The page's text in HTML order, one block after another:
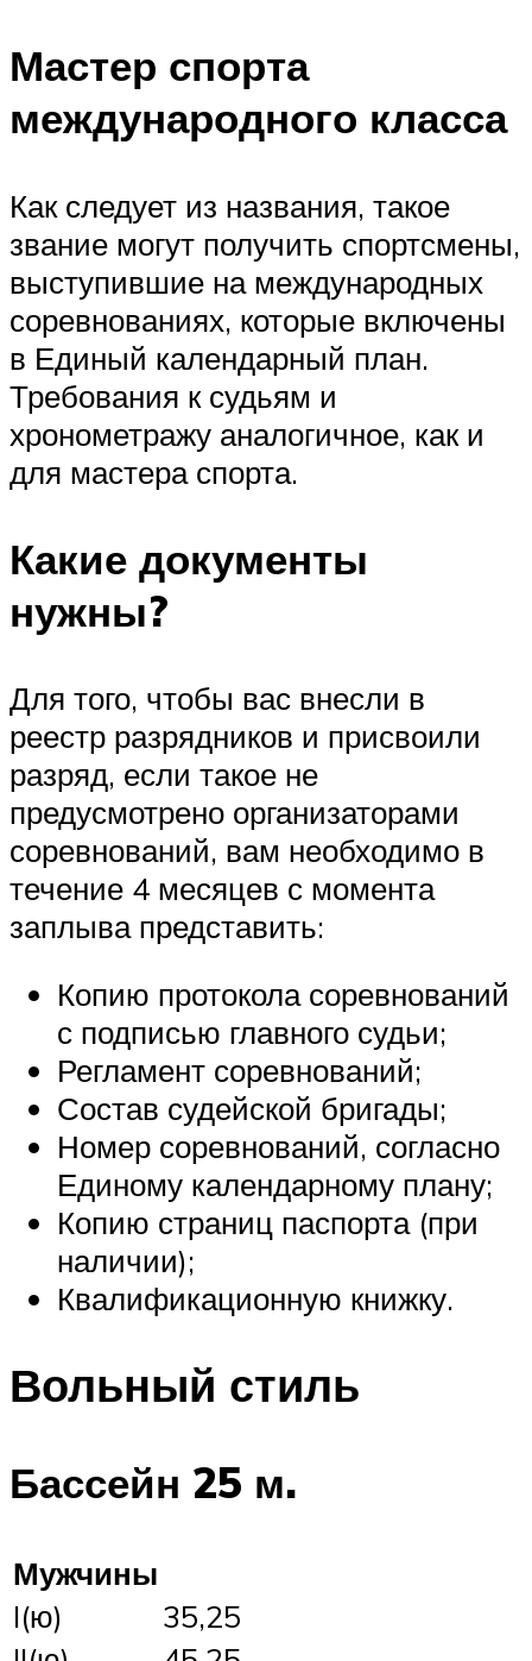
Мастер спорта
международного класса
Как следует из названия, такое
звание могут получить спортсмены,
выступившие на международных
соревнованиях, которые включены
в Единый календарный план.
Требования к судьям и
хронометражу аналогичное, как и
для мастера спорта.
Какие документы
нужны?
Для того, чтобы вас внесли в
реестр разрядников и присвоили
разряд, если такое не
предусмотрено организаторами
соревнований, вам необходимо в
течение 4 месяцев с момента
заплыва представить:
Копию протокола соревнований
с подписью главного судьи;
Регламент соревнований;
Состав судейской бригады;
Номер соревнований, согласно
Единому календарному плану;
Копию страниц паспорта (при
наличии);
Квалификационную книжку.
Вольный стиль
Бассейн 25 м.
Мужчины
I(ю)
35,25